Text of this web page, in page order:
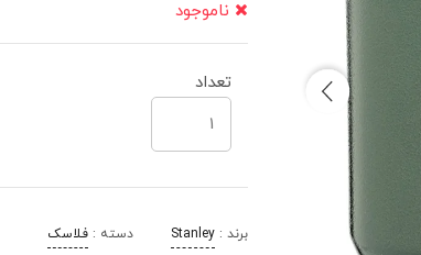
ناموجود
تعداد
برند : Stanley دسته : فلاسک